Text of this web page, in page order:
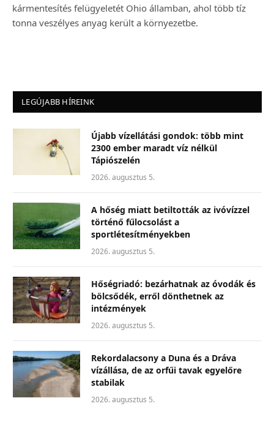
kármentesítés felügyeletét Ohio államban, ahol több tíz
tonna veszélyes anyag került a környezetbe.
LEGÚJABB HÍREINK
Újabb vízellátási gondok: több mint
2300 ember maradt víz nélkül
Tápiószelén
2026. augusztus 5.
A hőség miatt betiltották az ivóvízzel
történő fűlocsolást a
sportlétesítményekben
2026. augusztus 5.
Hőségriadó: bezárhatnak az óvodák és
bölcsődék, erről dönthetnek az
intézmények
2026. augusztus 5.
Rekordalacsony a Duna és a Dráva
vízállása, de az orfűi tavak egyelőre
stabilak
2026. augusztus 5.